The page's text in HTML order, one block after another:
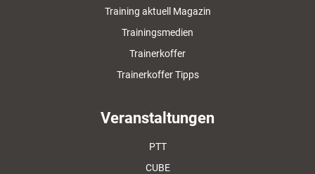
Training aktuell Magazin
Trainingsmedien
Trainerkoffer
Trainerkoffer Tipps
Veranstaltungen
PTT
CUBE